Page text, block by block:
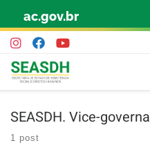
Skip to content
ac.gov.br
SEASDH. Vice-
1 post